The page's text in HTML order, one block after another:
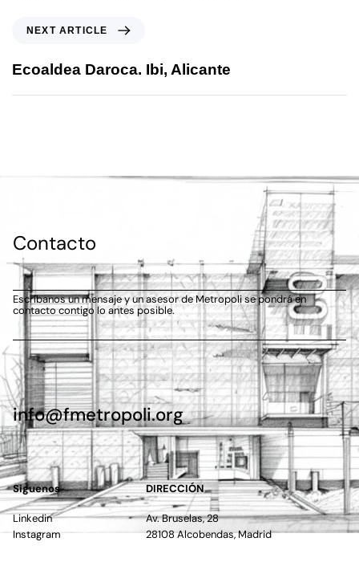
NEXT ARTICLE
Ecoaldea Daroca. Ibi, Alicante
Contacto
Escríbanos un mensaje y un asesor de Metropoli se pondrá en
contacto contigo lo antes posible.
info@fmetropoli.org
Siguenos
Linkedin
Instagram
DIRECCIÓN
Av. Bruselas, 28
28108 Alcobendas, Madrid